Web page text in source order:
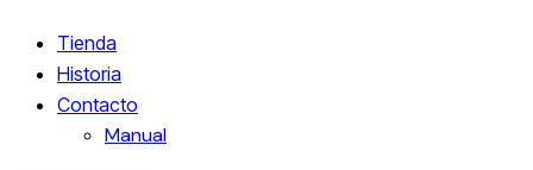
Tienda
Historia
Contacto
Manual